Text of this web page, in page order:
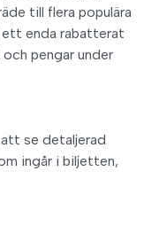
till flera populära
ett enda rabatterat
pengar under
se detaljerad
ingår i biljetten,